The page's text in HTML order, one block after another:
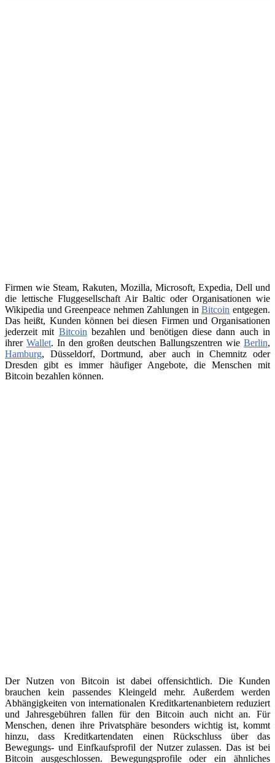
Firmen wie Steam, Rakuten, Mozilla, Microsoft, Expedia, Dell und
die lettische Fluggesellschaft Air Baltic oder Organisationen wie
Wikipedia und Greenpeace nehmen Zahlungen inBitcoin entgegen.
Das heißt, Kunden können bei diesen Firmen und Organisationen
jederzeit mit Bitcoin bezahlen und benötigen diese dann auch in
ihrer Wallet. In den großen deutschen Ballungszentren wie Berlin,
Hamburg, Düsseldorf, Dortmund, aber auch in Chemnitz oder
Dresden gibt es immer häufiger Angebote, die Menschen mit
Bitcoin bezahlen können.
Der Nutzen von Bitcoin ist dabei offensichtlich. Die Kunden
brauchen kein passendes Kleingeld mehr. Außerdem werden
Abhängigkeiten von internationalen Kreditkartenanbietern reduziert
und Jahresgebühren fallen für den Bitcoin auch nicht an. Für
Menschen, denen ihre Privatsphäre besonders wichtig ist, kommt
hinzu, dass Kreditkartendaten einen Rückschluss über das
Bewegungs- und Einfkaufsprofil der Nutzer zulassen. Das ist bei
Bitcoin ausgeschlossen. Bewegungsprofile oder ein ähnliches